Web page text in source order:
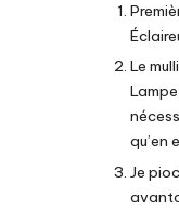
Le
qu’en
Je